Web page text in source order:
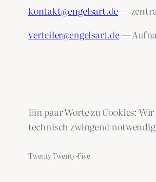
kontakt@engelsart.de—
verteiler@engelsart.de—
Ein paar Worte zu Cookies:
technisch zwingend
Twenty Twenty-Five